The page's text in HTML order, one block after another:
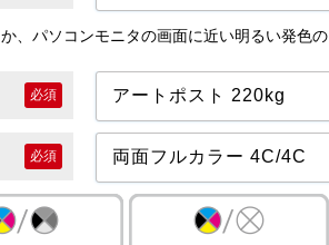
か、パソコンモニタの画面に近い明るい発色の
必須
必須